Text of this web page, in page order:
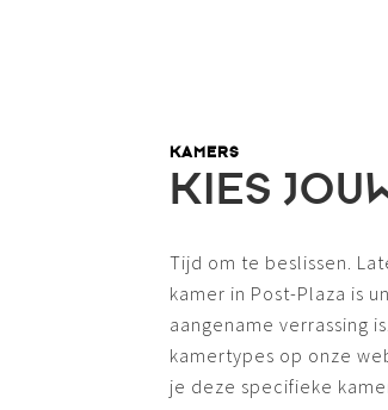
KAMERS
KIES
Tijd om te beslissen.
kamer in Post-Plaza is
aangename verrassing
kamertypes op onze
je deze specifieke